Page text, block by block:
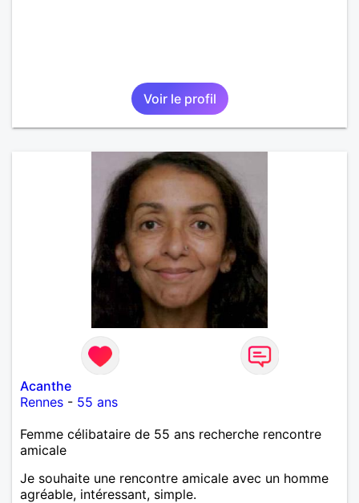
Voir le profil
Acanthe
Rennes - 55 ans
Femme célibataire de 55 ans recherche rencontre
amicale
Je souhaite une rencontre amicale avec un homme
agréable, intéressant, simple.